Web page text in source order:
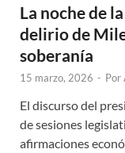
La noche de
delirio de
soberanía
15 marzo, 2026 - Por
El discurso del
de sesiones
afirmaciones